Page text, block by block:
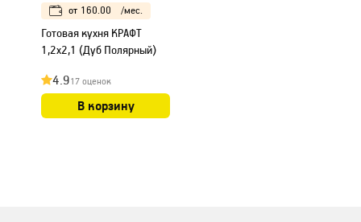
от 160.00 /мес.
Готовая кухня КРАФТ
1,2х2,1 (Дуб Полярный)
4.917 оценок
В корзину